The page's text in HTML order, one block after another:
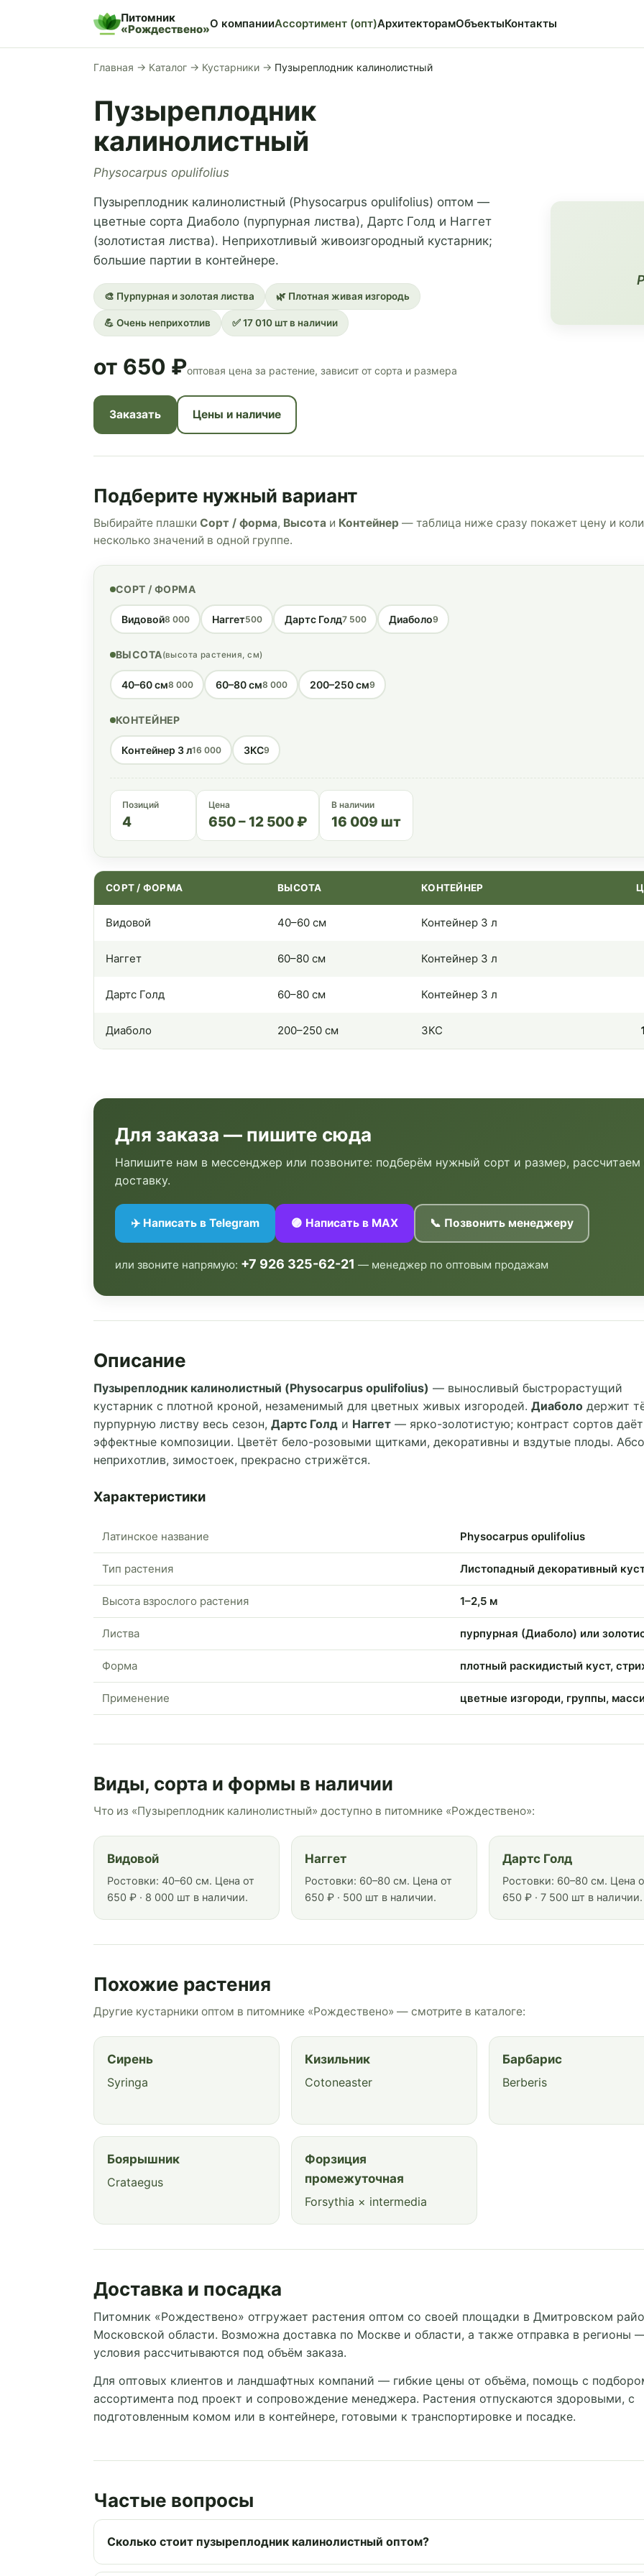
Питомник
«Рождествено»О компанииАссортимент (опт)АрхитекторамОбъектыКонтакты
Главная → Каталог → Кустарники → Пузыреплодник калинолистный
Пузыреплодник
калинолистный
Physocarpus opulifolius
Пузыреплодник калинолистный (Physocarpus opulifolius) оптом —
цветные сорта Диаболо (пурпурная листва), Дартс Голд и Наггет
(золотистая листва). Неприхотливый живоизгородный кустарник;
большие партии в контейнере.
🎨 Пурпурная и золотая листва 🌿 Плотная живая изгородь
💪 Очень неприхотлив ✅ 17 010 шт в наличии
от 650 ₽оптовая цена за растение, зависит от сорта и размера
Заказать Цены и наличие
Подберите нужный вариант
Выбирайте плашки Сорт / форма, Высота и Контейнер — таблица ниже сразу покажет цену и
несколько значений в одной группе.
СОРТ / ФОРМА
Видовой8 000 Наггет500 Дартс Голд7 500 Диаболо9
ВЫСОТА(высота растения, см)
40–60 см8 000 60–80 см8 000 200–250 см9
КОНТЕЙНЕР
Контейнер 3 л16 000 ЗКС9
Позиций
4
Цена
650 – 12 500 ₽
В наличии
16 009 шт
СОРТ / ФОРМА ВЫСОТА КОНТЕЙНЕР
Видовой 40–60 см Контейнер 3 л
Наггет 60–80 см Контейнер 3 л
Дартс Голд 60–80 см Контейнер 3 л
Диаболо 200–250 см ЗКС
Для заказа — пишите сюда
Напишите нам в мессенджер или позвоните: подберём нужный сорт и размер,
доставку.
✈️ Написать в Telegram 🟣 Написать в MAX 📞 Позвонить менеджеру
или звоните напрямую: +7 926 325-62-21 — менеджер по оптовым продажам
Описание
Пузыреплодник калинолистный (Physocarpus opulifolius) — выносливый быстрорастущий
кустарник с плотной кроной, незаменимый для цветных живых изгородей. Диаболо держит
пурпурную листву весь сезон, Дартс Голд и Наггет — ярко-золотистую; контраст сортов даёт
эффектные композиции. Цветёт бело-розовыми щитками, декоративны и вздутые плоды.
неприхотлив, зимостоек, прекрасно стрижётся.
Характеристики
Латинское название Physocarpus opulifolius
Тип растения Листопадный декоративный
Высота взрослого растения 1–2,5 м
Листва пурпурная (Диаболо) или
Форма плотный раскидистый куст,
Применение цветные изгороди, группы,
Виды, сорта и формы в наличии
Что из «Пузыреплодник калинолистный» доступно в питомнике «Рождествено»:
Видовой
Ростовки: 40–60 см. Цена от
650 ₽ · 8 000 шт в наличии.
Наггет
Ростовки: 60–80 см. Цена от
650 ₽ · 500 шт в наличии.
Дартс Голд
Ростовки: 60–80 см. Цена
650 ₽ · 7 500 шт в наличии.
Похожие растения
Другие кустарники оптом в питомнике «Рождествено» — смотрите в каталоге:
Сирень
Syringa
Кизильник
Cotoneaster
Барбарис
Berberis
Боярышник
Crataegus
Форзиция
промежуточная
Forsythia × intermedia
Доставка и посадка
Питомник «Рождествено» отгружает растения оптом со своей площадки в Дмитровском
Московской области. Возможна доставка по Москве и области, а также отправка в регионы
условия рассчитываются под объём заказа.
Для оптовых клиентов и ландшафтных компаний — гибкие цены от объёма, помощь с
ассортимента под проект и сопровождение менеджера. Растения отпускаются здоровыми, с
подготовленным комом или в контейнере, готовыми к транспортировке и посадке.
Частые вопросы
Сколько стоит пузыреплодник калинолистный оптом?